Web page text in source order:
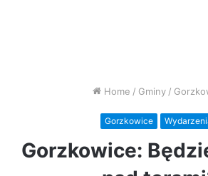
Home / Gminy /
Gorzkowice
Gorzkowice: